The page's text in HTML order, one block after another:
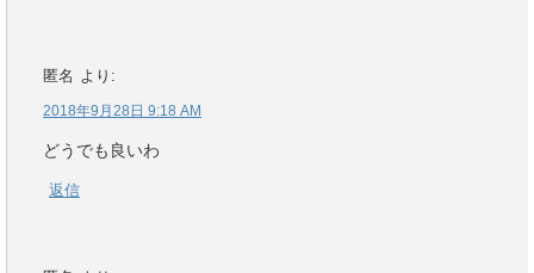
匿名 より:
2018年9月28日 9:18 AM
どうでも良いわ
返信